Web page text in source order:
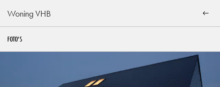
Woning VHB
FOTO'S